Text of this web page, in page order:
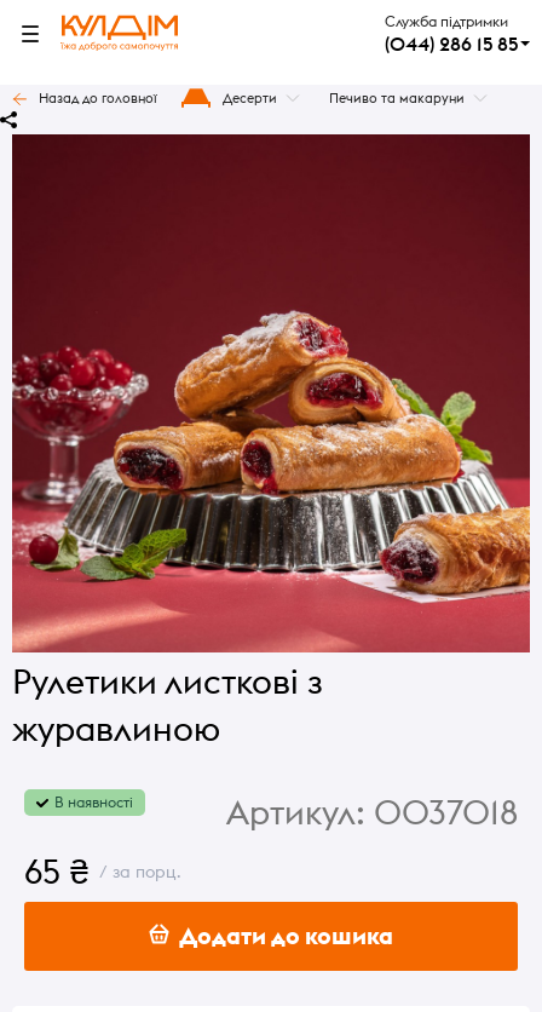
Служба підтримки
(044) 286 15 85
Назад до головної Десерти Печиво та макаруни
Рулетики листкові з
журавлиною
В наявності Артикул: 0037018
65 ₴ / за порц.
Додати до кошика